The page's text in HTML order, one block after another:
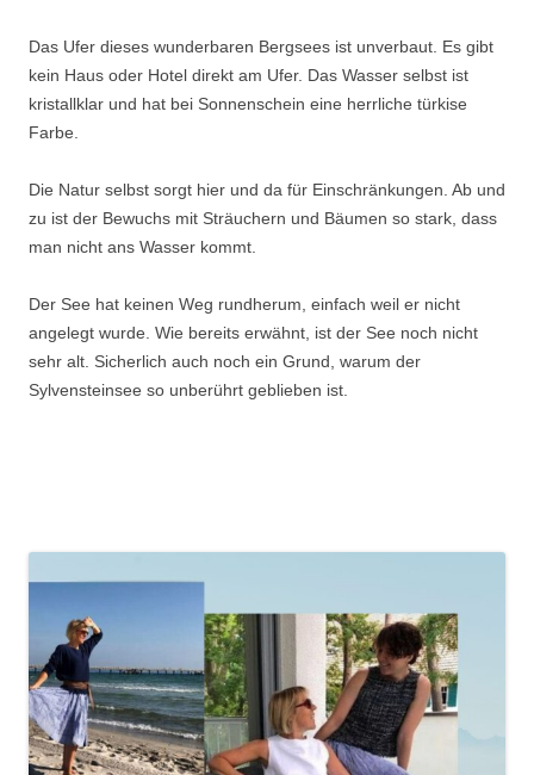
Das Ufer dieses wunderbaren Bergsees ist unverbaut. Es gibt
kein Haus oder Hotel direkt am Ufer. Das Wasser selbst ist
kristallklar und hat bei Sonnenschein eine herrliche türkise
Farbe.
Die Natur selbst sorgt hier und da für Einschränkungen. Ab und
zu ist der Bewuchs mit Sträuchern und Bäumen so stark, dass
man nicht ans Wasser kommt.
Der See hat keinen Weg rundherum, einfach weil er nicht
angelegt wurde. Wie bereits erwähnt, ist der See noch nicht
sehr alt. Sicherlich auch noch ein Grund, warum der
Sylvensteinsee so unberührt geblieben ist.